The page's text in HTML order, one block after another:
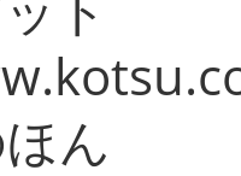
ん